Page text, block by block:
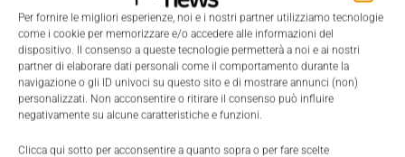
Per fornire le migliori esperienze, noi e i nostri partner utilizziamo tecnologie
come i cookie per memorizzare e/o accedere alle informazioni del
dispositivo. Il consenso a queste tecnologie permetterà a noi e ai nostri
partner di elaborare dati personali come il comportamento durante la
navigazione o gli ID univoci su questo sito e di mostrare annunci (non)
personalizzati. Non acconsentire o ritirare il consenso può influire
negativamente su alcune caratteristiche e funzioni.
Clicca qui sotto per acconsentire a quanto sopra o per fare scelte
L'EAM580RS è disponibile da subito nellavariante
con flangia ad innestoe, a partire da fine 2023,
anche nellavariante ad albero cavo.